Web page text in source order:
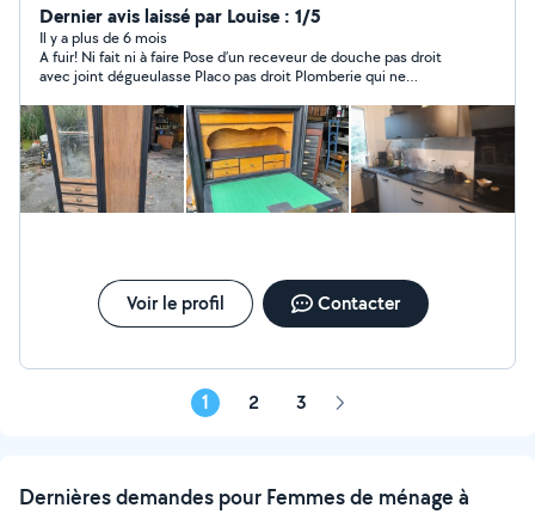
années maison et agrandissement bois J'ai touché un
peu à tout Très bricoleurs J'ai mes outils
Dernier avis laissé par Louise : 1/5
Il y a plus de 6 mois
A fuir! Ni fait ni à faire Pose d’un receveur de douche pas droit
avec joint dégueulasse Placo pas droit Plomberie qui ne
fuite Meuble neuf abîmé Travail salement
Voir le profil Contacter
1 2 3 Page
Dernières demandes pour Femmes de ménage à